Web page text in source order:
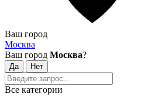
Ваш город
Москва
Ваш город Москва?
Все категории